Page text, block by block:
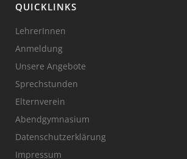
QUICKLINKS
LehrerInnen
Anmeldung
Unsere Angebote
Sprechstunden
Elternverein
Abendgymnasium
Datenschutzerklärung
Impressum